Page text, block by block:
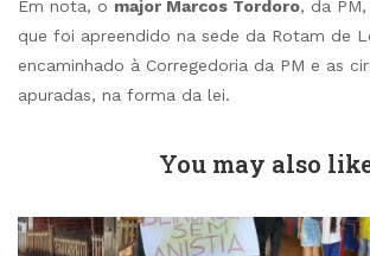
Em nota, o major Marcos Tordoro, da
que foi apreendido na sede da Rotam de
encaminhado à Corregedoria da PM e as
apuradas, na forma da lei.
You may also